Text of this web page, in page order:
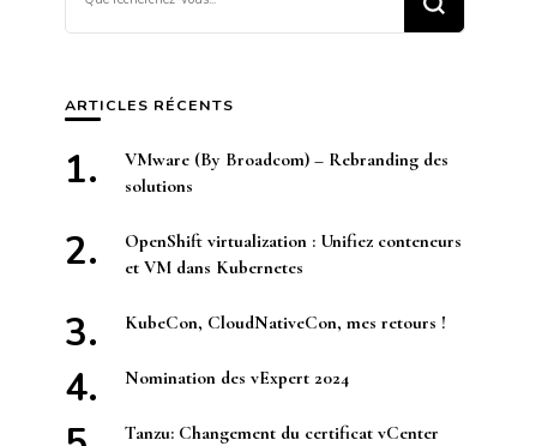
recherchiez
quelque
ARTICLES RÉCENTS
VMware (By Broadcom) – Rebranding des
solutions
OpenShift virtualization : Unifiez conteneurs
et VM dans Kubernetes
KubeCon, CloudNativeCon, mes retours !
Nomination des vExpert 2024
Tanzu: Changement du certificat vCenter